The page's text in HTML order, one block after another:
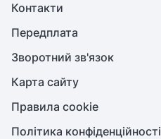
Контакти
Передплата
Зворотний зв'язок
Карта сайту
Правила cookie
Політика конфіденційності